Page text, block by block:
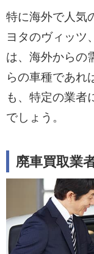
特に海外で人気
ヨタのヴィッツ
は、海外からの
らの車種であれ
も、特定の業者
でしょう。
廃車買取業